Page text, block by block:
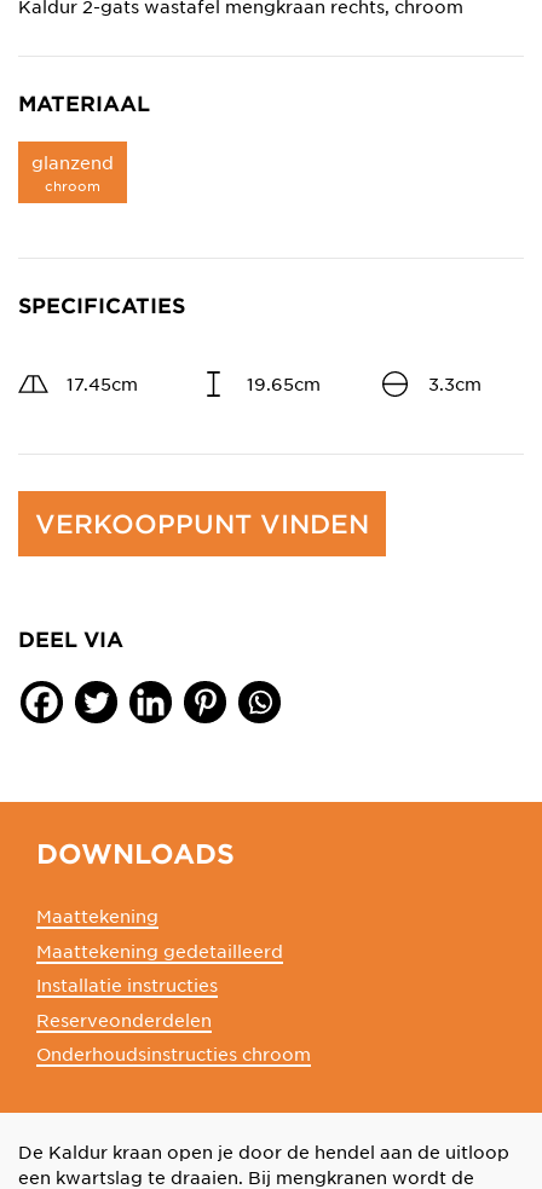
Kaldur 2-gats wastafel mengkraan rechts, chroom
MATERIAAL
glanzend
chroom
SPECIFICATIES
17.45cm 19.65cm 3.3cm
VERKOOPPUNT VINDEN
DEEL VIA
DOWNLOADS
Maattekening
Maattekening gedetailleerd
Installatie instructies
Reserveonderdelen
Onderhoudsinstructies chroom
De Kaldur kraan open je door de hendel aan de uitloop
een kwartslag te draaien. Bij mengkranen wordt de